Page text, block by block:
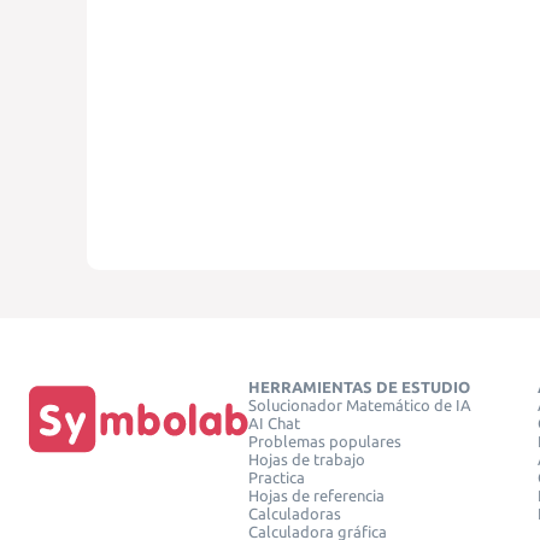
HERRAMIENTAS DE ESTUDIO
Solucionador Matemático de IA
AI Chat
Problemas populares
Hojas de trabajo
Practica
Hojas de referencia
Calculadoras
Calculadora gráfica